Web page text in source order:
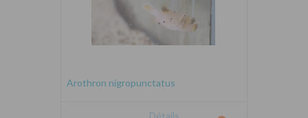
Arothron nigropunctatus
Détails